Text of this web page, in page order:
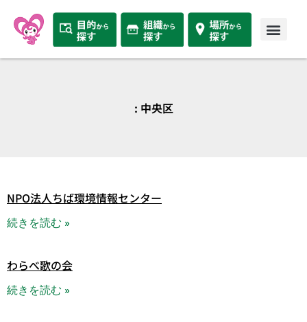
: 中央区
NPO法人ちば環境情報センター
続きを読む »
わらべ歌の会
続きを読む »